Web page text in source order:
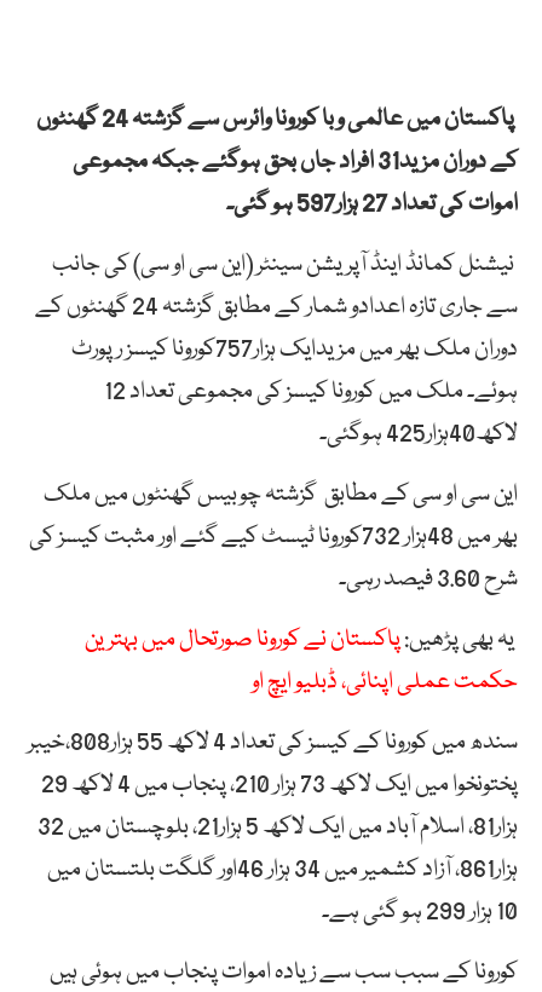
پاکستان میں عالمی وبا کورونا وائرس سے گزشتہ 24 گھنٹوں
کے دوران مزید31 افراد جاں بحق ہوگئے جبکہ مجموعی
اموات کی تعداد 27 ہزار597 ہو گئی۔
نیشنل کمانڈ اینڈ آپریشن سینٹر (این سی او سی) کی جانب
سے جاری تازہ اعدادو شمار کے مطابق گزشتہ 24 گھنٹوں کے
دوران ملک بھر میں مزیدایک ہزار757کورونا کیسز رپورٹ
ہوئے۔ ملک میں کورونا کیسز کی مجموعی تعداد 12
لاکھ40ہزار425 ہوگئی۔
این سی او سی کے مطابق گزشتہ چوبیس گھنٹوں میں ملک
بھر میں 48ہزار 732کورونا ٹیسٹ کیے گئے اور مثبت کیسز کی
شرح 3.60 فیصد رہی۔
یہ بھی پڑھیں:پاکستان نے کورونا صورتحال میں بہترین
حکمت عملی اپنائی، ڈبلیو ایچ او
سندھ میں کورونا کے کیسز کی تعداد 4 لاکھ 55 ہزار808،خیبر
پختونخوا میں ایک لاکھ 73 ہزار 210، پنجاب میں 4 لاکھ 29
ہزار81، اسلام آباد میں ایک لاکھ 5 ہزار21، بلوچستان میں 32
ہزار861، آزاد کشمیر میں 34 ہزار 46اور گلگت بلتستان میں
10 ہزار 299 ہو گئی ہے۔
کورونا کے سبب سب سے زیادہ اموات پنجاب میں ہوئی ہیں